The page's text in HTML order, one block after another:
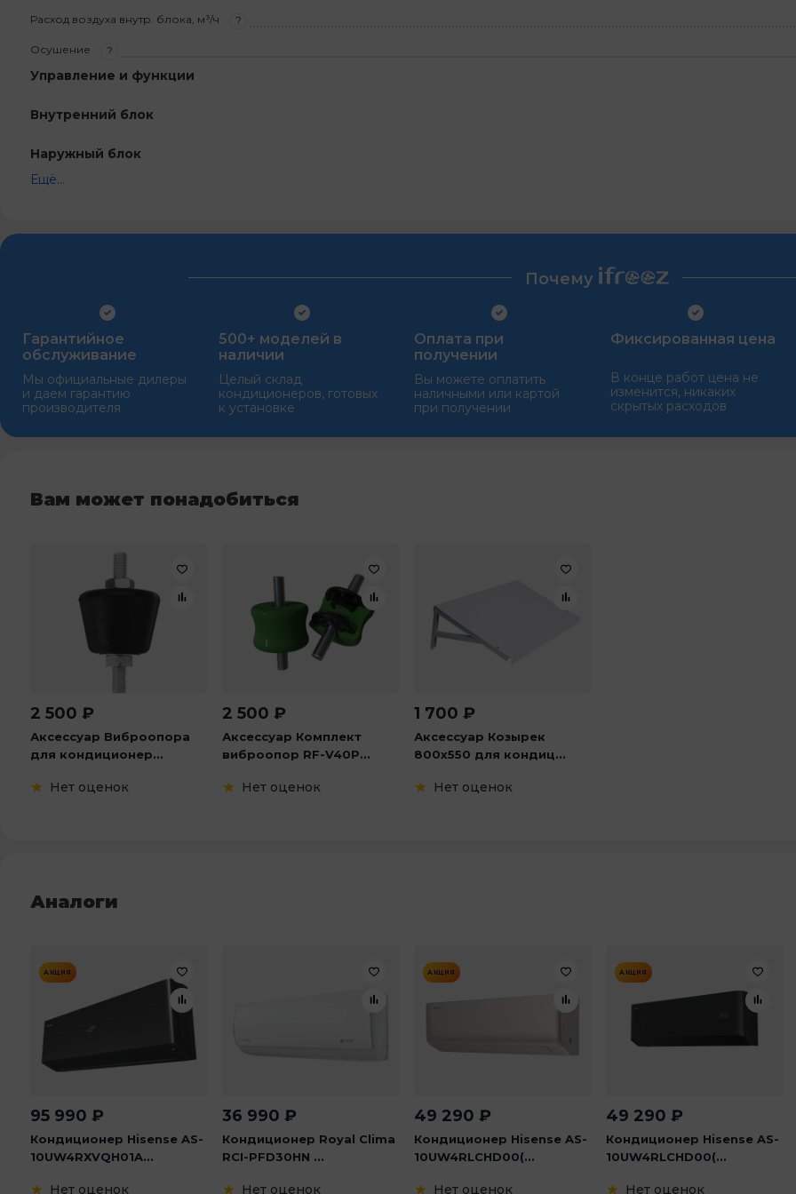
Расход воздуха внутр. блока, м³/ч ?
Осушение ?
Управление и функции
Внутренний блок
Наружный блок
Ещё...
Почему
Гарантийное
обслуживание
Мы официальные дилеры
и даем гарантию
производителя
500+ моделей в
наличии
Целый склад
кондиционеров, готовых
к установке
Оплата при
получении
Вы можете оплатить
наличными или картой
при получении
Фиксированная цена
В конце работ цена не
изменится, никаких
скрытых расходов
Вам может понадобиться
2 500 ₽
Аксессуар Виброопора
для кондиционер...
Нет оценок
2 500 ₽
Аксессуар Комплект
виброопор RF-V40P...
Нет оценок
1 700 ₽
Аксессуар Козырек
800х550 для кондиц...
Нет оценок
Аналоги
АКЦИЯ
95 990 ₽
Кондиционер Hisense AS-
10UW4RXVQH01A...
Нет оценок
36 990 ₽
Кондиционер Royal Clima
RCI-PFD30HN ...
Нет оценок
АКЦИЯ
49 290 ₽
Кондиционер Hisense AS-
10UW4RLCHD00(...
Нет оценок
АКЦИЯ
49 290 ₽
Кондиционер Hisense AS-
10UW4RLCHD00(...
Нет оценок